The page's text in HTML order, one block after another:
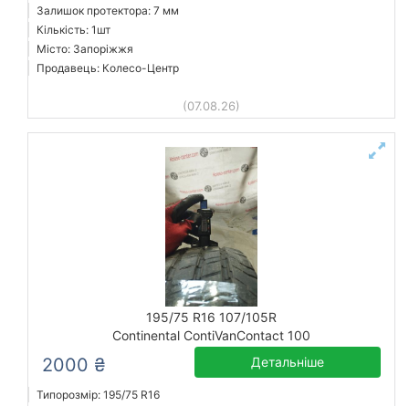
Залишок протектора: 7 мм
Кількість: 1шт
Місто: Запоріжжя
Продавець: Колесо-Центр
(07.08.26)
195/75 R16 107/105R
Continental ContiVanContact 100
2000 ₴ Детальніше
Типорозмір: 195/75 R16